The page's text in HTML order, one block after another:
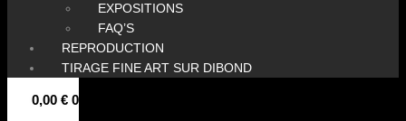
EXPOSITIONS
FAQ’S
REPRODUCTION
TIRAGE FINE ART SUR DIBOND
0,00 € 0